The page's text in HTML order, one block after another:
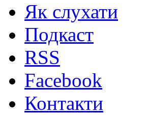
Як слухати
Подкаст
RSS
Facebook
Контакти